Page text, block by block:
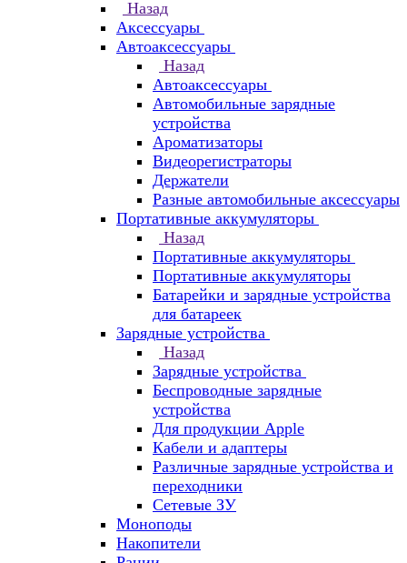
Назад
Аксессуары
Автоаксессуары
Назад
Автоаксессуары
Автомобильные зарядные
устройства
Ароматизаторы
Видеорегистраторы
Держатели
Разные автомобильные аксессуары
Портативные аккумуляторы
Назад
Портативные аккумуляторы
Портативные аккумуляторы
Батарейки и зарядные устройства
для батареек
Зарядные устройства
Назад
Зарядные устройства
Беспроводные зарядные
устройства
Для продукции Apple
Кабели и адаптеры
Различные зарядные устройства и
переходники
Сетевые ЗУ
Моноподы
Накопители